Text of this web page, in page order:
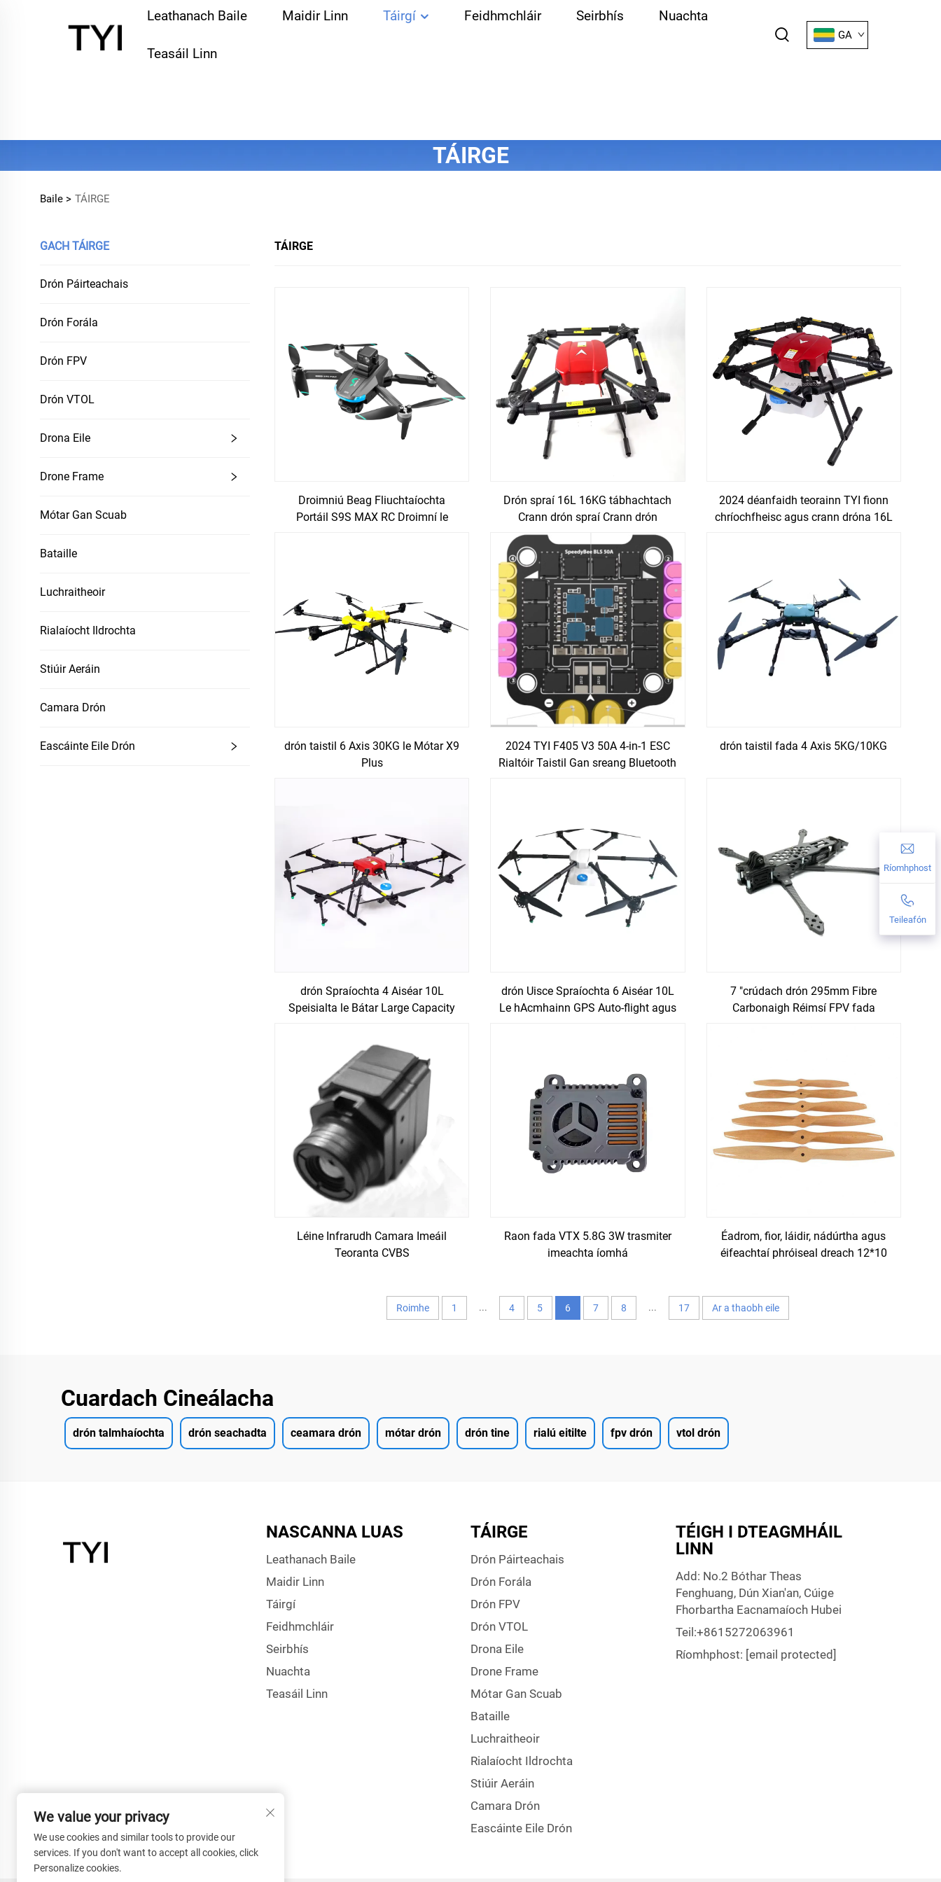
Leathanach Baile Maidir Linn Táirgí Feidhmchláir Seirbhís Nuachta
Teasáil Linn
GA
TÁIRGE
Baile > TÁIRGE
GACH TÁIRGE
Drón Páirteachais
Drón Forála
Drón FPV
Drón VTOL
Drona Eile
Drone Frame
Mótar Gan Scuab
Bataille
Luchraitheoir
Rialaíocht Ildrochta
Stiúir Aeráin
Camara Drón
Eascáinte Eile Drón
TÁIRGE
Droimniú Beag Fliuchtaíochta
Portáil S9S MAX RC Droimní le
Drón spraí 16L 16KG tábhachtach
Crann drón spraí Crann drón
agriobeachta Crann AGR spraí le
Hobby wing X6 Power
2024 déanfaidh teorainn TYI fionn
chríochfheisc agus crann dróna 16L
drón taistil 6 Axis 30KG le Mótar X9
Plus
2024 TYI F405 V3 50A 4-in-1 ESC
Rialtóir Taistil Gan sreang Bluetooth
drón taistil fada 4 Axis 5KG/10KG
drón Spraíochta 4 Aiséar 10L
Speisialta le Bátar Large Capacity
drón Uisce Spraíochta 6 Aiséar 10L
Le hAcmhainn GPS Auto-flight agus
7 "crúdach drón 295mm Fibre
Carbonaigh Réimsí FPV fada
Léine Infrarudh Camara Imeáil
Teoranta CVBS
Raon fada VTX 5.8G 3W trasmiter
imeachta íomhá
RC
Éadrom, fior, láidir, nádúrtha agus
éifeachtaí phróiseal dreach 12*10
Roimhe 1 ... 4 5 6 7 8 ... 17 Ar a thaobh eile
Ríomhphost
Teileafón
Cuardach Cineálacha
drón talmhaíochta drón seachadta ceamara drón mótar drón drón tine rialú eitilte fpv drón vtol drón
NASCANNA LUAS
Leathanach Baile
Maidir Linn
Táirgí
Feidhmchláir
Seirbhís
Nuachta
Teasáil Linn
TÁIRGE
Drón Páirteachais
Drón Forála
Drón FPV
Drón VTOL
Drona Eile
Drone Frame
Mótar Gan Scuab
Bataille
Luchraitheoir
Rialaíocht Ildrochta
Stiúir Aeráin
Camara Drón
Eascáinte Eile Drón
TÉIGH I DTEAGMHÁIL
LINN
Add: No.2 Bóthar Theas
Fenghuang, Dún Xian'an, Cúige
Fhorbartha Eacnamaíoch Hubei
Teil:+8615272063961
Ríomhphost: [email protected]
We value your privacy
We use cookies and similar tools to provide our
services. If you don't want to accept all cookies, click
Personalize cookies.